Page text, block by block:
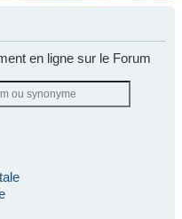
en ligne sur le Forum